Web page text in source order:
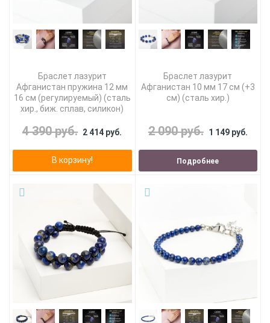
Браслет лазурит
Афганистан пружина 12 мм
16 см (регулируемый) (сталь
хир., биж. сплав, силикон)
4 390 руб. 2 414 руб.
В корзину!
Браслет лазурит
Афганистан 10 мм 17 см (+3
см) (сталь хир.)
2 090 руб. 1 149 руб.
Подробнее